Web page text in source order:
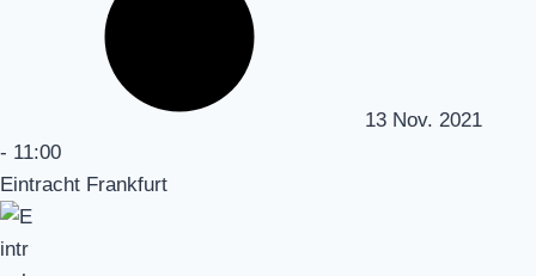
13 Nov. 2021
- 11:00
Eintracht Frankfurt